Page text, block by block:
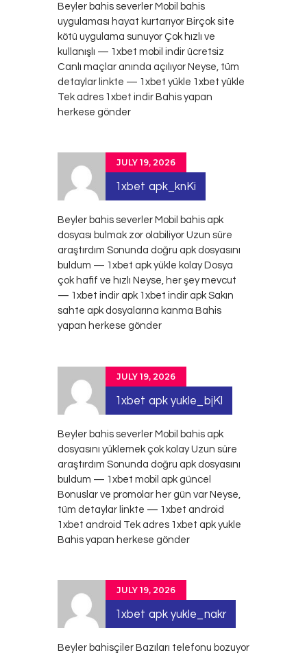
Beyler bahis severler Mobil bahis
uygulaması hayat kurtarıyor Birçok site
kötü uygulama sunuyor Çok hızlı ve
kullanışlı — 1xbet mobil indir ücretsiz
Canlı maçlar anında açılıyor Neyse, tüm
detaylar linkte — 1xbet yükle 1xbet yükle
Tek adres 1xbet indir Bahis yapan
herkese gönder
JULY 19, 2026
1xbet apk_knKi
Beyler bahis severler Mobil bahis apk
dosyası bulmak zor olabiliyor Uzun süre
araştırdım Sonunda doğru apk dosyasını
buldum — 1xbet apk yükle kolay Dosya
çok hafif ve hızlı Neyse, her şey mevcut
— 1xbet indir apk 1xbet indir apkSakın
sahte apk dosyalarına kanma Bahis
yapan herkese gönder
JULY 19, 2026
1xbet apk yukle_bjKl
Beyler bahis severler Mobil bahis apk
dosyasını yüklemek çok kolay Uzun süre
araştırdım Sonunda doğru apk dosyasını
buldum — 1xbet mobil apk güncel
Bonuslar ve promolar her gün var Neyse,
tüm detaylar linkte — 1xbet android
1xbet android Tek adres 1xbet apk yukle
Bahis yapan herkese gönder
JULY 19, 2026
1xbet apk yukle_nakr
Beyler bahisçiler Bazıları telefonu bozuyor